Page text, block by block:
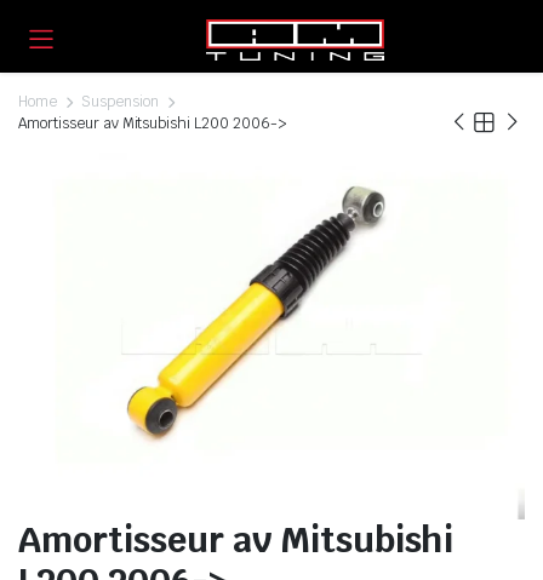
Home
Suspension
Amortisseur av Mitsubishi L200 2006->
Amortisseur av Mitsubishi